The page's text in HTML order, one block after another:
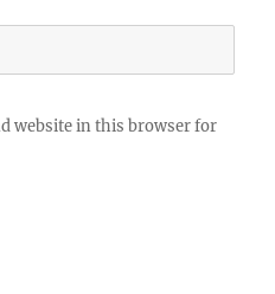
website in this browser for